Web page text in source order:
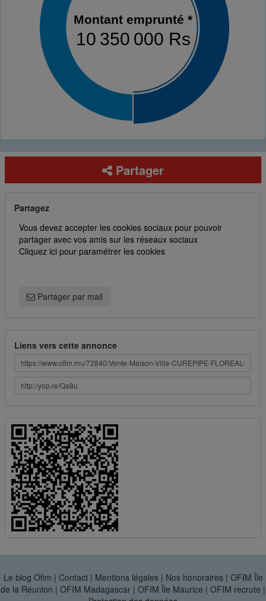
Montant emprunté *
10 350 000 Rs
Partager
Partagez
Vous devez accepter les cookies sociaux pour pouvoir
partager avec vos amis sur les réseaux sociaux
Cliquez ici pour paramétrer les cookies
Partager par mail
Liens vers cette annonce
Le blog Ofim | Contact| Mentions légales| Nos honoraires| OFIM Île
de la Réunion | OFIM Madagascar | OFIM Île Maurice | OFIM recrute |